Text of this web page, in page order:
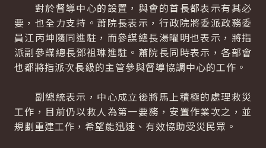
對於督導中心的設置，與會的首長都表示有其必
要，也全力支持。蕭院長表示，行政院將委派政務委
員江丙坤隨同進駐，而參謀總長湯曜明也表示，將指
派副參謀總長鄧祖琳進駐。蕭院長同時表示，各部會
也都將指派次長級的主管參與督導協調中心的工作。
副總統表示，中心成立後將馬上積極的處理救災
工作，目前仍以救人為第一要務，安置作業次之，並
規劃重建工作，希望能迅速、有效協助受災民眾。